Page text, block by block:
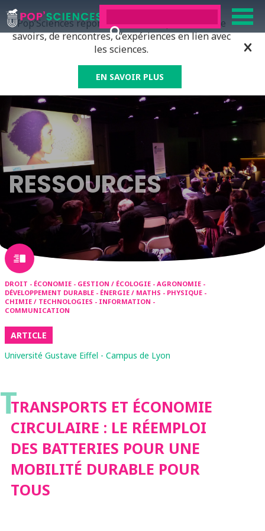
Pop’Sciences répond à tous ceux qui ont soif de
savoirs, de rencontres, d’expériences en lien avec
les sciences.
EN SAVOIR PLUS
RESSOURCES
DROIT - ÉCONOMIE - GESTION / ÉCOLOGIE - AGRONOMIE -
DÉVELOPPEMENT DURABLE - ÉNERGIE / MATHS - PHYSIQUE -
CHIMIE / TECHNOLOGIES - INFORMATION -
COMMUNICATION
ARTICLE
Université Gustave Eiffel - Campus de Lyon
TTRANSPORTS ET ÉCONOMIE
CIRCULAIRE : LE RÉEMPLOI
DES BATTERIES POUR UNE
MOBILITÉ DURABLE POUR
TOUS